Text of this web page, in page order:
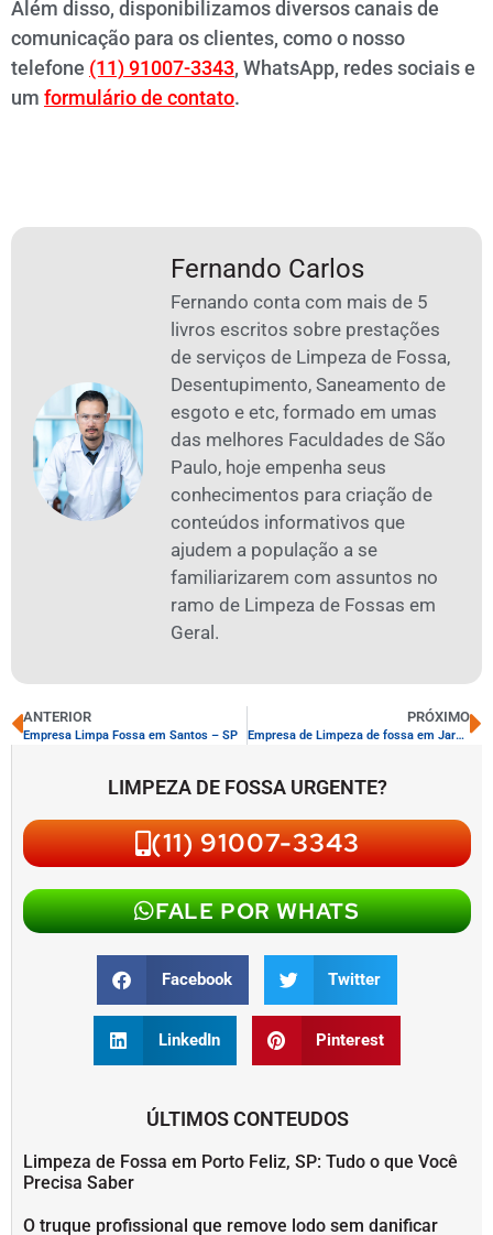
Além disso, disponibilizamos diversos canais de
comunicação para os clientes, como o nosso
telefone (11) 91007-3343, WhatsApp, redes sociais e
um formulário de contato.
Fernando Carlos
Fernando conta com mais de 5
livros escritos sobre prestações
de serviços de Limpeza de Fossa,
Desentupimento, Saneamento de
esgoto e etc, formado em umas
das melhores Faculdades de São
Paulo, hoje empenha seus
conhecimentos para criação de
conteúdos informativos que
ajudem a população a se
familiarizarem com assuntos no
ramo de Limpeza de Fossas em
Geral.
ANTERIOR
Empresa Limpa Fossa em Santos – SP
PRÓXIMO
Empresa de Limpeza de fossa em Jardim Brasil
LIMPEZA DE FOSSA URGENTE?
(11) 91007-3343
FALE POR WHATS
Facebook Twitter
LinkedIn Pinterest
ÚLTIMOS CONTEUDOS
Limpeza de Fossa em Porto Feliz, SP: Tudo o que Você
Precisa Saber
O truque profissional que remove lodo sem danificar